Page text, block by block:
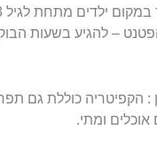
– להגיע בשעות
הקפיטריה כוללת גם
ומתי.